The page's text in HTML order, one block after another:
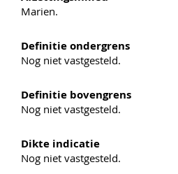
Marien.
Definitie ondergrens
Nog niet vastgesteld.
Definitie bovengrens
Nog niet vastgesteld.
Dikte indicatie
Nog niet vastgesteld.